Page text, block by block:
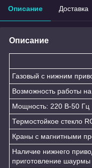
Описание Доставка
Описание
Газовый с нижним
Возможность работы
Мощность: 220 В-50 Гц
Термостойкое стекло
Краны с магнитными
Наличие нижнего
приготовление шаурмы